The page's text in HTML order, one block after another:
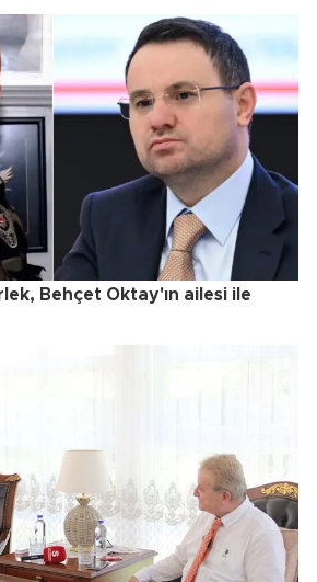
Behçet Oktay'ın ailesi ile